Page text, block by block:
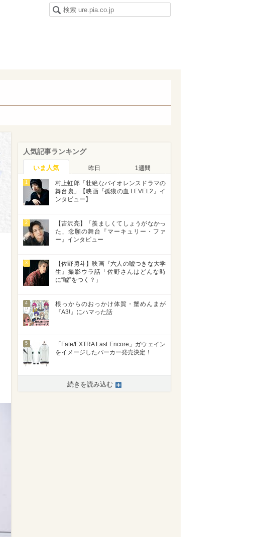
人気記事ランキング
いま人気 昨日 1週間
1
村上虹郎「壮絶なバイオレンスドラマの
舞台裏」【映画『孤狼の血 LEVEL2』イ
ンタビュー】
2
【吉沢亮】「羨ましくてしょうがなかっ
た」念願の舞台『マーキュリー・ファ
ー』インタビュー
3
【佐野勇斗】映画『六人の嘘つきな大学
生』撮影ウラ話「佐野さんはどんな時
に“嘘”をつく？」
4
根っからのおっかけ体質・蟹めんまが
『A3!』にハマった話
5
「Fate/EXTRA Last Encore」ガウェイン
をイメージしたパーカー発売決定！
続きを読み込む